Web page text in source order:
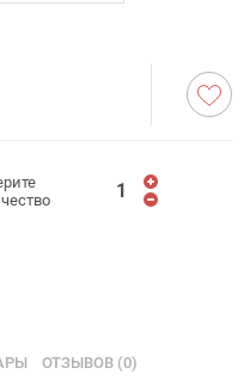
ОТЗЫВОВ (0)